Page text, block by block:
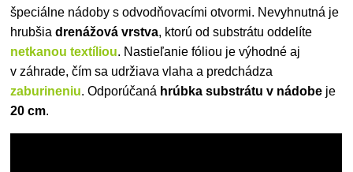
špeciálne nádoby s odvodňovacími otvormi. Nevyhnutná je
hrubšiadrenážová vrstva, ktorú od substrátu oddelíte
netkanou textíliou. Nastieľanie fóliou je výhodné aj
v záhrade, čím sa udržiava vlaha a predchádza
zaburineniu. Odporúčaná hrúbka substrátu v nádobe je
20 cm.